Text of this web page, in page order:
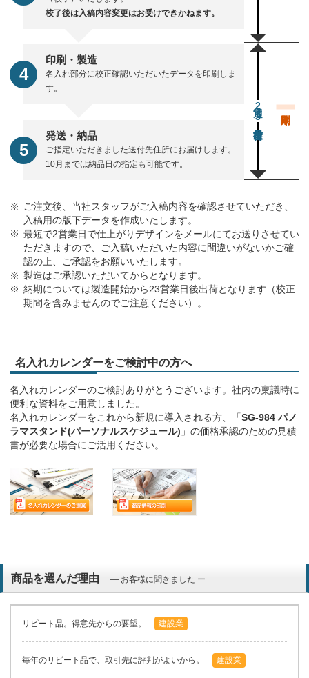
校了後は入稿内容変更はお受けできかねます。
印刷・製造
名入れ部分に校正確認いただいたデータを印刷しま
す。
発送・納品
ご指定いただきました送付先住所にお届けします。
10月までは納品日の指定も可能です。
通常23営業日後出荷
ご注文後、当社スタッフがご入稿内容を確認させていただき、
入稿用の版下データを作成いたします。
最短で2営業日で仕上がりデザインをメールにてお送りさせてい
ただきますので、ご入稿いただいた内容に間違いがないかご確
認の上、ご承認をお願いいたします。
製造はご承認いただいてからとなります。
納期については製造開始から23営業日後出荷となります（校正
期間を含みませんのでご注意ください）。
名入れカレンダーをご検討中の方へ
名入れカレンダーのご検討ありがとうございます。社内の稟議時に
便利な資料をご用意しました。
名入れカレンダーをこれから新規に導入される方、「SG-984 パノ
ラマスタンド(パーソナルスケジュール) 」の価格承認のための見積
書が必要な場合にご活用ください。
商品を選んだ理由 ― お客様に聞きました ー
リピート品。得意先からの要望。 建設業
毎年のリピート品で、取引先に評判がよいから。 建設業